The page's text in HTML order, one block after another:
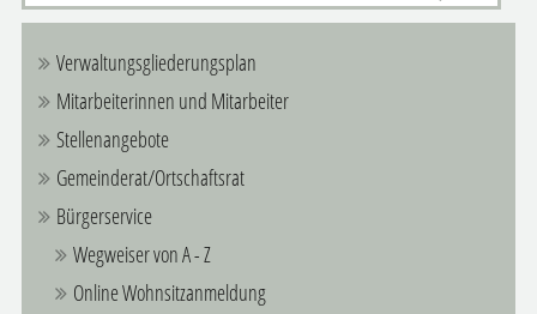
Verwaltungsgliederungsplan
Mitarbeiterinnen und Mitarbeiter
Stellenangebote
Gemeinderat/Ortschaftsrat
Bürgerservice
Wegweiser von A - Z
Online Wohnsitzanmeldung